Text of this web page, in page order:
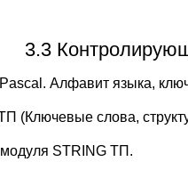
3.3
Алфавит языка,
(Ключевые слова,
STRING ТП.